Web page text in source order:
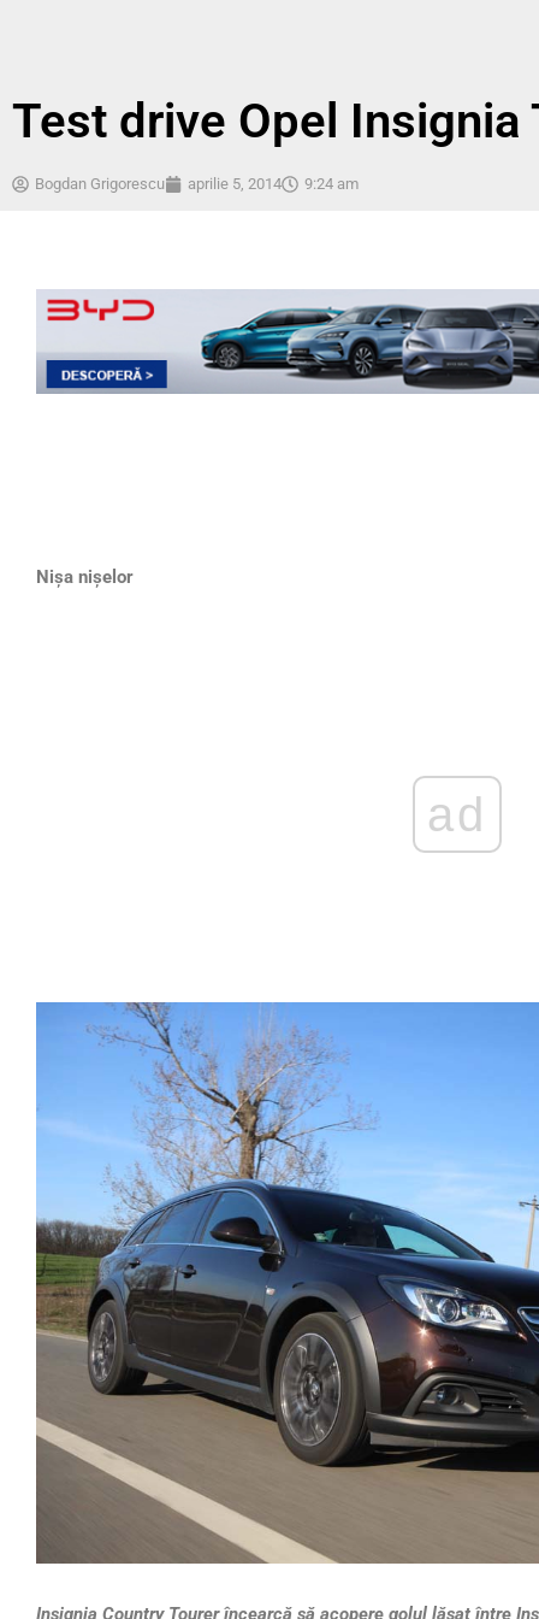
Test drive Opel Insignia
Bogdan Grigorescu aprilie 5, 2014 9:24 am
Nişa nişelor
ad
Insignia Country Tourer încearcă să acopere golul lăsat între